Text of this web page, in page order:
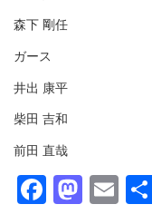
森下 剛任
ガース
井出 康平
柴田 吉和
前田 直哉